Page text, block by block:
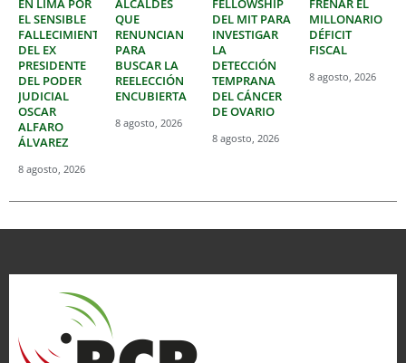
EN LIMA POR
EL SENSIBLE
FALLECIMIENTO
DEL EX
PRESIDENTE
DEL PODER
JUDICIAL
OSCAR
ALFARO
ÁLVAREZ
8 agosto, 2026
ALCALDES
QUE
RENUNCIAN
PARA
BUSCAR LA
REELECCIÓN
ENCUBIERTA
8 agosto, 2026
FELLOWSHIP
DEL MIT PARA
INVESTIGAR
LA
DETECCIÓN
TEMPRANA
DEL CÁNCER
DE OVARIO
8 agosto, 2026
FRENAR EL
MILLONARIO
DÉFICIT
FISCAL
8 agosto, 2026